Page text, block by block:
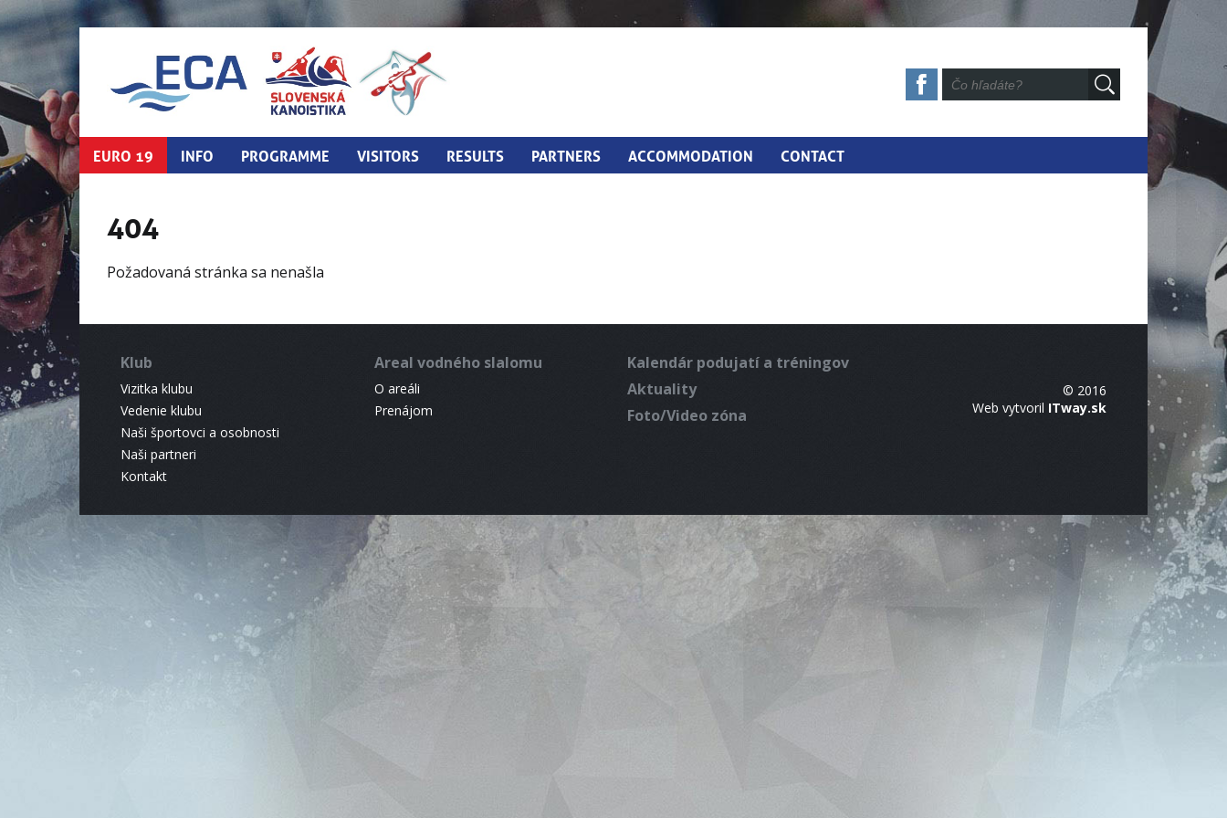
EURO 19 INFO PROGRAMME VISITORS RESULTS PARTNERS ACCOMMODATION CONTACT
404
Požadovaná stránka sa nenašla
Klub
Vizitka klubu
Vedenie klubu
Naši športovci a osobnosti
Naši partneri
Kontakt
Areal vodného slalomu
O areáli
Prenájom
Kalendár podujatí a tréningov
Aktuality
Foto/Video zóna
© 2016
Web vytvoril ITway.sk